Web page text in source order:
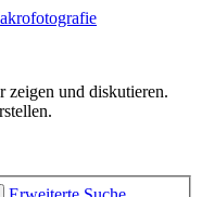
und diskutieren.